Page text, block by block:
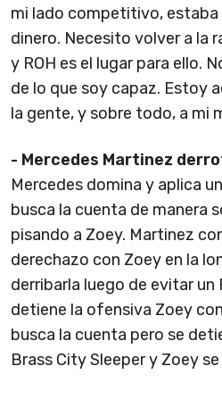
mi lado competitivo, estaba
dinero. Necesito volver a la
y ROH es el lugar para ello.
de lo que soy capaz. Estoy
la gente, y sobre todo, a mi
- Mercedes Martinez
Mercedes domina y aplica
busca la cuenta de manera
pisando a Zoey. Martinez
derechazo con Zoey en la
derribarla luego de evitar un
detiene la ofensiva Zoey
busca la cuenta pero se
Brass City Sleeper y Zoey se